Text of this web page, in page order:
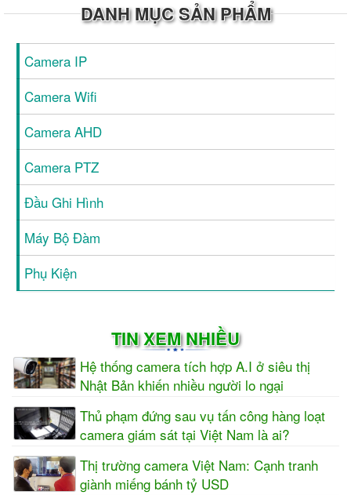
DANH MỤC SẢN PHẨM
Camera IP
Camera Wifi
Camera AHD
Camera PTZ
Đầu Ghi Hình
Máy Bộ Đàm
Phụ Kiện
TIN XEM NHIỀU
Hệ thống camera tích hợp A.I ở siêu thị
Nhật Bản khiến nhiều người lo ngại
Thủ phạm đứng sau vụ tấn công hàng loạt
camera giám sát tại Việt Nam là ai?
Thị trường camera Việt Nam: Cạnh tranh
giành miếng bánh tỷ USD